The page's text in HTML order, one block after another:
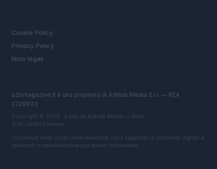
Cookie Policy
Privacy Policy
Note legali
b2bmagazine.it è una proprietà di AdHub Media S.r.l. — REA
2729933
Copyright © 2026 · Edito da AdHub Media — Italia
Tutti i diritti riservati
I contenuti sono curati dalla redazione con il supporto di strumenti digitali e
realizzati in collaborazione con autori indipendenti.